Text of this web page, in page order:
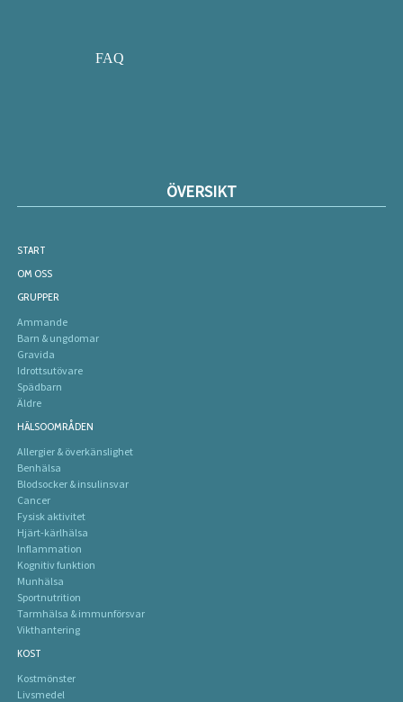
FAQ
ÖVERSIKT
START
OM OSS
GRUPPER
Ammande
Barn & ungdomar
Gravida
Idrottsutövare
Spädbarn
Äldre
HÄLSOOMRÅDEN
Allergier & överkänslighet
Benhälsa
Blodsocker & insulinsvar
Cancer
Fysisk aktivitet
Hjärt-kärlhälsa
Inflammation
Kognitiv funktion
Munhälsa
Sportnutrition
Tarmhälsa & immunförsvar
Vikthantering
KOST
Kostmönster
Livsmedel